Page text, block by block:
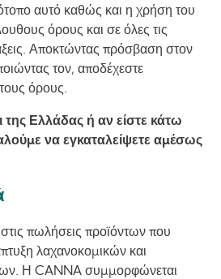
αυτό καθώς και η χρήση του
όρους και σε όλες τις
Αποκτώντας πρόσβαση στον
τον, αποδέχεστε
όρους.
της Ελλάδας ή αν είστε κάτω
να εγκαταλείψετε αμέσως
πωλήσεις προϊόντων που
λαχανοκομικών και
Η CANNA συμμορφώνεται